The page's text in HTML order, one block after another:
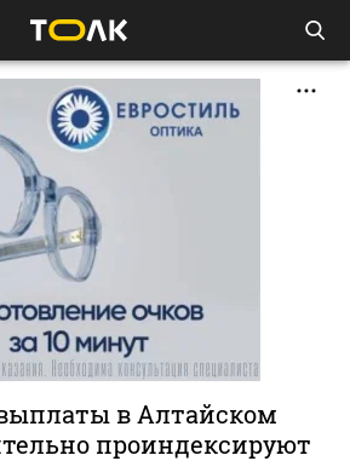
в Алтайском
проиндексируют